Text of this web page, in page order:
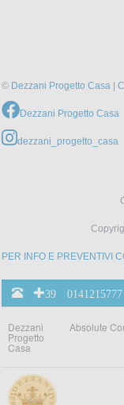
© Dezzani Progetto Casa |
Dezzani Progetto Casa
dezzani_progetto_casa
PER INFO E PREVENTIVI
+39 0141215777
Dezzani
Progetto
Casa
Absolute